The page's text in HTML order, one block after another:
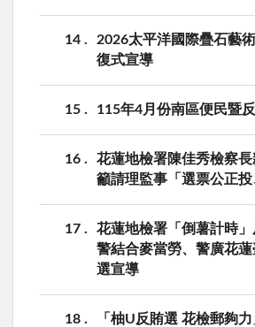
14
2026太平洋國際疊石藝
復式宣導
15 115年4月份南區便民暨
16
花蓮地檢署陳佳秀檢察
籲請理監事「選票公正投
17
花蓮地檢署「倒薯計時
警結合麥當勞、警廣花
選宣導
18
「柚U反賄選 花檢郵夠